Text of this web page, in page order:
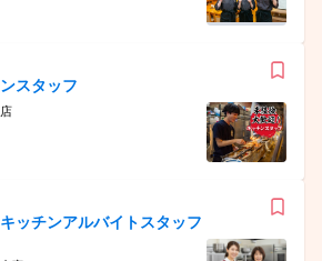
スタッフ
ッチンアルバイトスタッフ